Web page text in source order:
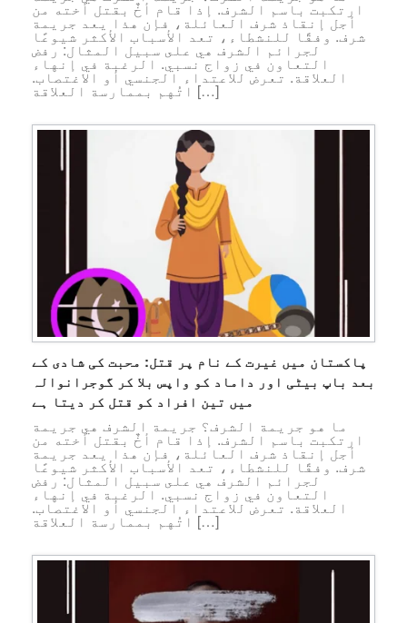
ارتكبت باسم الشرف. إذا قام أخٌ بقتل أخته من
أجل إنقاذ شرف العائلة، فإن هذا يعد جريمة
شرف. وفقًا للنشطاء، تعد الأسباب الأكثر شيوعًا
لجرائم الشرف هي على سبيل المثال: رفض
التعاون في زواج نسبي. الرغبة في إنهاء
العلاقة. تعرض للاعتداء الجنسي أو الاغتصاب.
اتُهم بممارسة العلاقة […]
پاکستان میں غیرت کے نام پر قتل: محبت کی شادی کے
بعد باپ بیٹی اور داماد کو واپس بلا کر گوجرانوالہ
میں تین افراد کو قتل کر دیتا ہے
ما هو جريمة الشرف؟ جريمة الشرف هي جريمة
ارتكبت باسم الشرف. إذا قام أخٌ بقتل أخته من
أجل إنقاذ شرف العائلة، فإن هذا يعد جريمة
شرف. وفقًا للنشطاء، تعد الأسباب الأكثر شيوعًا
لجرائم الشرف هي على سبيل المثال: رفض
التعاون في زواج نسبي. الرغبة في إنهاء
العلاقة. تعرض للاعتداء الجنسي أو الاغتصاب.
اتُهم بممارسة العلاقة […]